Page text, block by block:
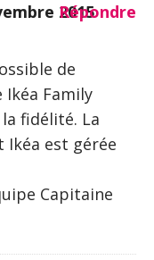
2015
Répondre
de
Family
fidélité. La
Ikéa est gérée
Capitaine